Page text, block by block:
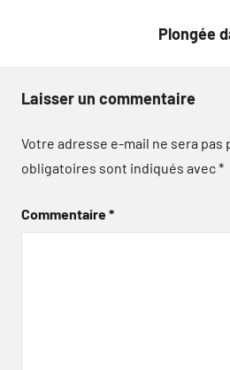
Plongée
Laisser un commentaire
Votre adresse e-mail ne sera pas
obligatoires sont indiqués avec*
Commentaire*